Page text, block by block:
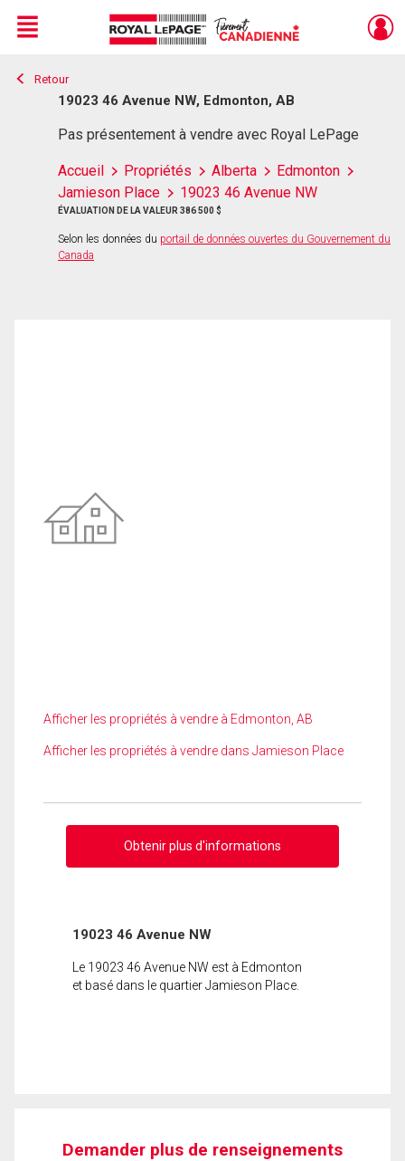
Live
En Direct
Menu
Retour
19023 46 Avenue NW, Edmonton, AB
Pas présentement à vendre avec Royal LePage
Accueil Propriétés Alberta
Edmonton
Jamieson Place
19023 46 Avenue NW
ÉVALUATION DE LA VALEUR 386 500 $
Selon les données du portail de données ouvertes du Gouvernement du
Canada
Afficher les propriétés à vendre à Edmonton, AB
Afficher les propriétés à vendre dans Jamieson Place
Obtenir plus d'informations
19023 46 Avenue NW
Le 19023 46 Avenue NW est à Edmonton
et basé dans le quartier Jamieson Place.
Demander plus de renseignements